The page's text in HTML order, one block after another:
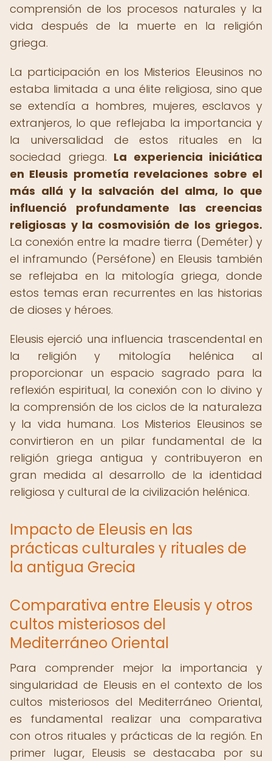
comprensión de los procesos naturales y la
vida después de la muerte en la religión
griega.
La participación en los Misterios Eleusinos no
estaba limitada a una élite religiosa, sino que
se extendía a hombres, mujeres, esclavos y
extranjeros, lo que reflejaba la importancia y
la universalidad de estos rituales en la
sociedad griega. La experiencia iniciática
en Eleusis prometía revelaciones sobre el
más allá y la salvación del alma, lo que
influenció profundamente las creencias
religiosas y la cosmovisión de los griegos.
La conexión entre la madre tierra (Deméter) y
el inframundo (Perséfone) en Eleusis también
se reflejaba en la mitología griega, donde
estos temas eran recurrentes en las historias
de dioses y héroes.
Eleusis ejerció una influencia trascendental en
la religión y mitología helénica al
proporcionar un espacio sagrado para la
reflexión espiritual, la conexión con lo divino y
la comprensión de los ciclos de la naturaleza
y la vida humana. Los Misterios Eleusinos se
convirtieron en un pilar fundamental de la
religión griega antigua y contribuyeron en
gran medida al desarrollo de la identidad
religiosa y cultural de la civilización helénica.
Impacto de Eleusis en las
prácticas culturales y rituales de
la antigua Grecia
Comparativa entre Eleusis y otros
cultos misteriosos del
Mediterráneo Oriental
Para comprender mejor la importancia y
singularidad de Eleusis en el contexto de los
cultos misteriosos del Mediterráneo Oriental,
es fundamental realizar una comparativa
con otros rituales y prácticas de la región. En
primer lugar, Eleusis se destacaba por su